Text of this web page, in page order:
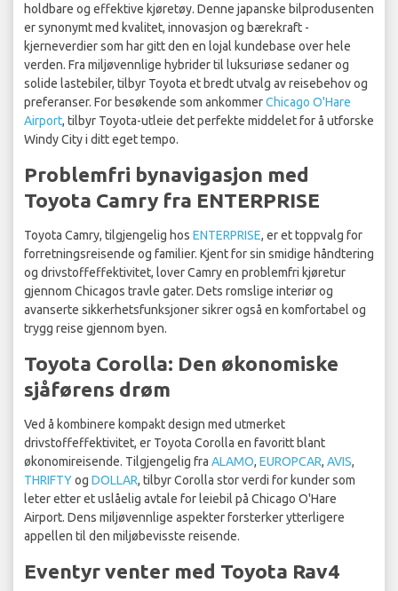
holdbare og effektive kjøretøy. Denne japanske bilprodusenten
er synonymt med kvalitet, innovasjon og bærekraft -
kjerneverdier som har gitt den en lojal kundebase over hele
verden. Fra miljøvennlige hybrider til luksuriøse sedaner og
solide lastebiler, tilbyr Toyota et bredt utvalg av reisebehov og
preferanser. For besøkende som ankommerChicago O'Hare
Airport, tilbyr Toyota-utleie det perfekte middelet for å utforske
Windy City i ditt eget tempo.
Problemfri bynavigasjon med
Toyota Camry fra ENTERPRISE
Toyota Camry, tilgjengelig hos ENTERPRISE, er et toppvalg for
forretningsreisende og familier. Kjent for sin smidige håndtering
og drivstoffeffektivitet, lover Camry en problemfri kjøretur
gjennom Chicagos travle gater. Dets romslige interiør og
avanserte sikkerhetsfunksjoner sikrer også en komfortabel og
trygg reise gjennom byen.
Toyota Corolla: Den økonomiske
sjåførens drøm
Ved å kombinere kompakt design med utmerket
drivstoffeffektivitet, er Toyota Corolla en favoritt blant
økonomireisende. Tilgjengelig fra ALAMO, EUROPCAR, AVIS,
THRIFTYog DOLLAR, tilbyr Corolla stor verdi for kunder som
leter etter et uslåelig avtale for leiebil på Chicago O'Hare
Airport. Dens miljøvennlige aspekter forsterker ytterligere
appellen til den miljøbevisste reisende.
Eventyr venter med Toyota Rav4